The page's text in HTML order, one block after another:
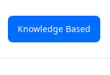
Knowledge Based